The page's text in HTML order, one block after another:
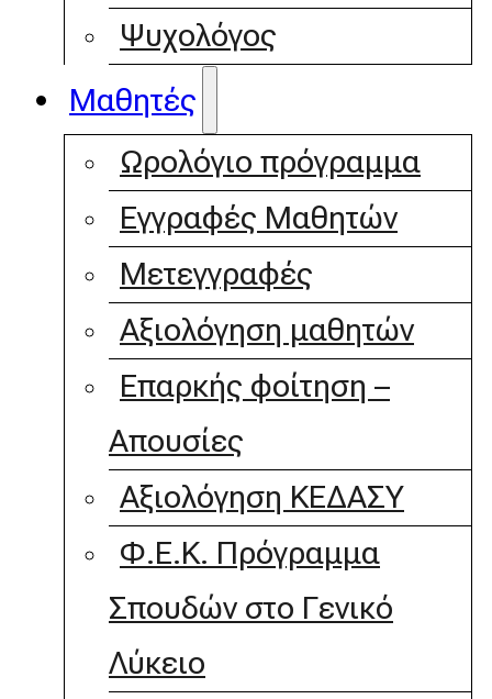
Ψυχολόγος
Μαθητές
Ωρολόγιο πρόγραμμα
Εγγραφές Μαθητών
Μετεγγραφές
Αξιολόγηση μαθητών
Επαρκής φοίτηση –
Απουσίες
Αξιολόγηση ΚΕΔΑΣΥ
Φ.Ε.Κ. Πρόγραμμα
Σπουδών στο Γενικό
Λύκειο